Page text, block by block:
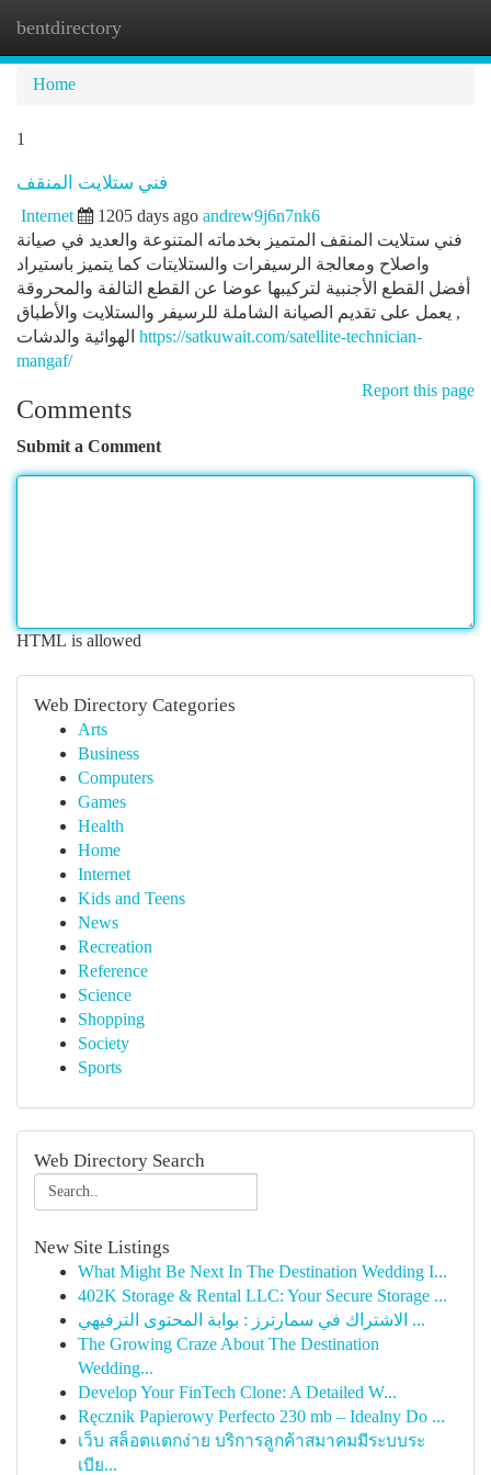
bentdirectory
Home
1
فني ستلايت المنقف
Internet 1205 days ago andrew9j6n7nk6
فني ستلايت المنقف المتميز بخدماته المتنوعة والعديد في صيانة
واصلاح ومعالجة الرسيفرات والستلايتات كما يتميز باستيراد
أفضل القطع الأجنبية لتركيبها عوضا عن القطع التالفة والمحروقة
, يعمل على تقديم الصيانة الشاملة للرسيفر والستلايت والأطباق
https://satkuwait.com/satellite-technician-
mangaf/
Report this page
Comments
Submit a Comment
HTML is allowed
Web Directory Categories
Arts
Business
Computers
Games
Health
Home
Internet
Kids and Teens
News
Recreation
Reference
Science
Shopping
Society
Sports
Web Directory Search
New Site Listings
What Might Be Next In The Destination Wedding I...
402K Storage & Rental LLC: Your Secure Storage ...
الاشتراك في سمارترز : بوابة المحتوى الترفيهي ...
The Growing Craze About The Destination
Wedding...
Develop Your FinTech Clone: A Detailed W...
Ręcznik Papierowy Perfecto 230 mb – Idealny Do ...
เว็บ สล็อตแตกง่าย บริการลูกค้าสมาคมมีระบบระ
เบีย...